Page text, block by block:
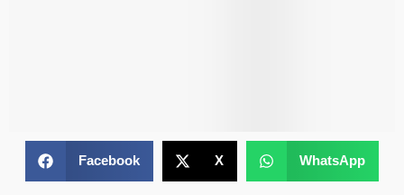
Facebook X WhatsApp